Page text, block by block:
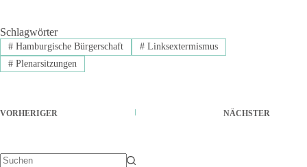
Schlagwörter
#Hamburgische Bürgerschaft #Linksextermismus
#Plenarsitzungen
VORHERIGER NÄCHSTER